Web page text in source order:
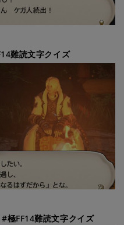
難読文字クイズ
極FF14難読文字クイズ